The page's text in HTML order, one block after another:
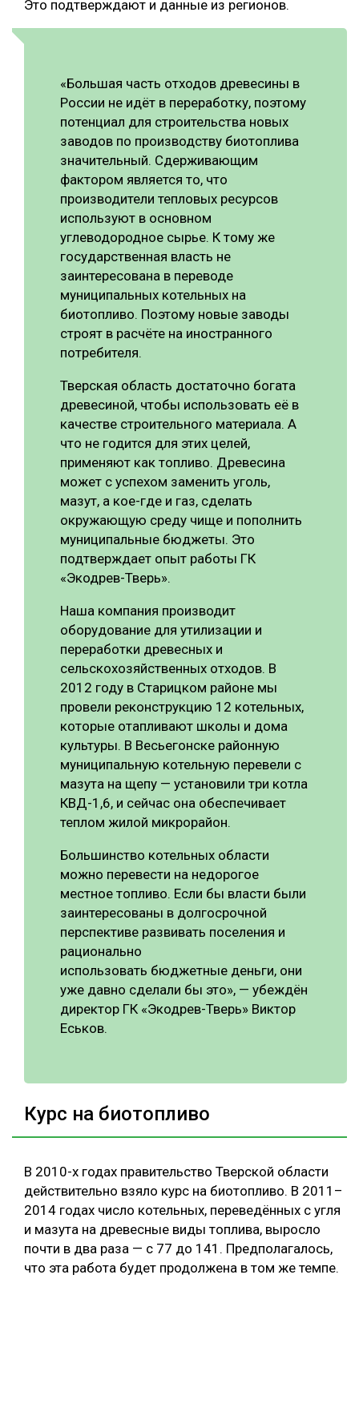
Это подтверждают и данные из регионов.
«Большая часть отходов древесины в
России не идёт в переработку, поэтому
потенциал для строительства новых
заводов по производству биотоплива
значительный. Сдерживающим
фактором является то, что
производители тепловых ресурсов
используют в основном
углеводородное сырье. К тому же
государственная власть не
заинтересована в переводе
муниципальных котельных на
биотопливо. Поэтому новые заводы
строят в расчёте на иностранного
потребителя.
Тверская область достаточно богата
древесиной, чтобы использовать её в
качестве строительного материала. А
что не годится для этих целей,
применяют как топливо. Древесина
может с успехом заменить уголь,
мазут, а кое-где и газ, сделать
окружающую среду чище и пополнить
муниципальные бюджеты. Это
подтверждает опыт работы ГК
«Экодрев-Тверь».
Наша компания производит
оборудование для утилизации и
переработки древесных и
сельскохозяйственных отходов. В
2012 году в Старицком районе мы
провели реконструкцию 12 котельных,
которые отапливают школы и дома
культуры. В Весьегонске районную
муниципальную котельную перевели с
мазута на щепу — установили три котла
КВД-1,6, и сейчас она обеспечивает
теплом жилой микрорайон.
Большинство котельных области
можно перевести на недорогое
местное топливо. Если бы власти были
заинтересованы в долгосрочной
перспективе развивать поселения и
рационально
использовать бюджетные деньги, они
уже давно сделали бы это», — убеждён
директор ГК «Экодрев-Тверь» Виктор
Еськов.
Курс на биотопливо
В 2010-х годах правительство Тверской области
действительно взяло курс на биотопливо. В 2011–
2014 годах число котельных, переведённых с угля
и мазута на древесные виды топлива, выросло
почти в два раза — с 77 до 141. Предполагалось,
что эта работа будет продолжена в том же темпе.